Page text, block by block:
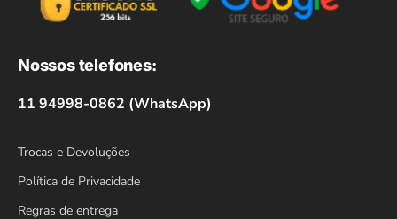
Nossos telefones:
11 94998-0862 (WhatsApp)
Trocas e Devoluções
Política de Privacidade
Regras de entrega